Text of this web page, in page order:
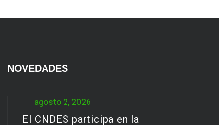
NOVEDADES
agosto 2, 2026
El CNDES participa en la